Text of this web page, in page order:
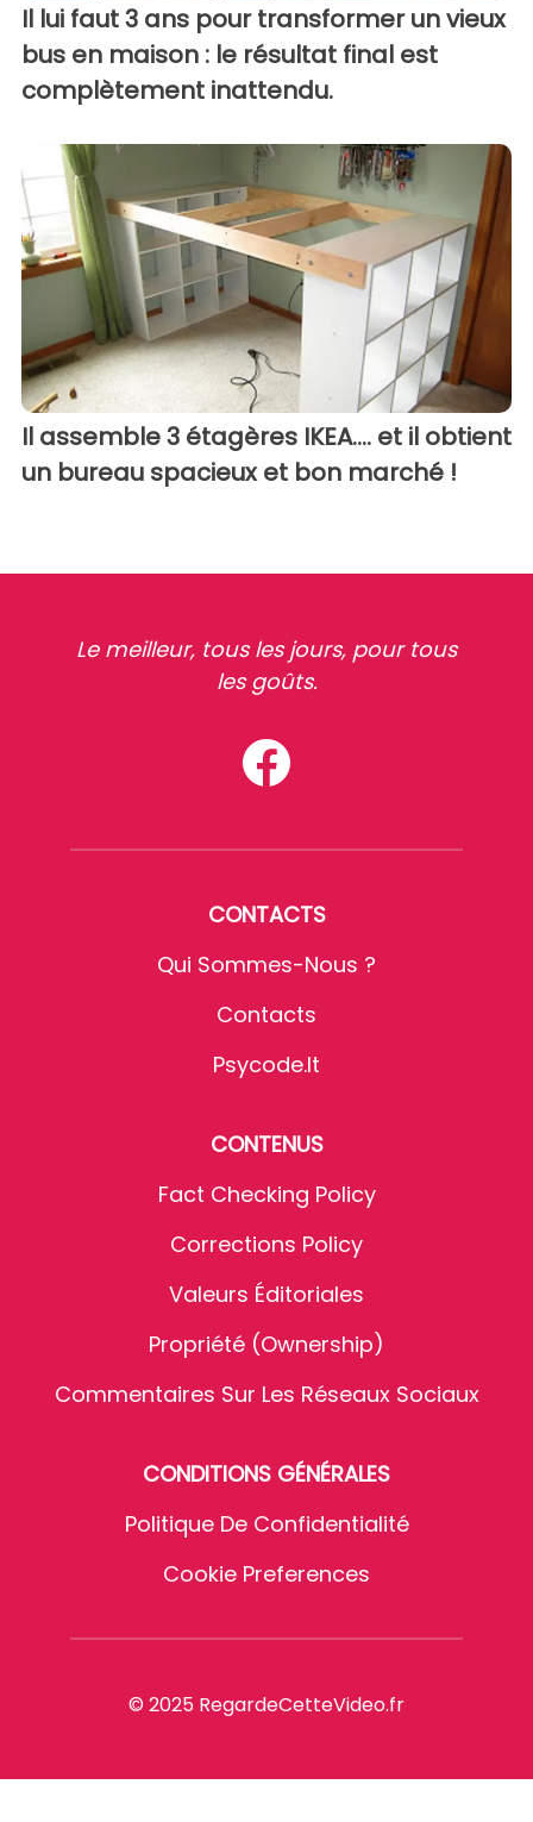
Il lui faut 3 ans pour transformer un vieux
bus en maison : le résultat final est
complètement inattendu.
Il assemble 3 étagères IKEA.... et il obtient
un bureau spacieux et bon marché !
Le meilleur, tous les jours, pour tous
les goûts.
CONTACTS
Qui Sommes-Nous ?
Contacts
Psycode.it
CONTENUS
Fact Checking Policy
Corrections Policy
Valeurs Éditoriales
Propriété (Ownership)
Commentaires Sur Les Réseaux Sociaux
CONDITIONS GÉNÉRALES
Politique De Confidentialité
Cookie Preferences
© 2025 RegardeCetteVideo.fr